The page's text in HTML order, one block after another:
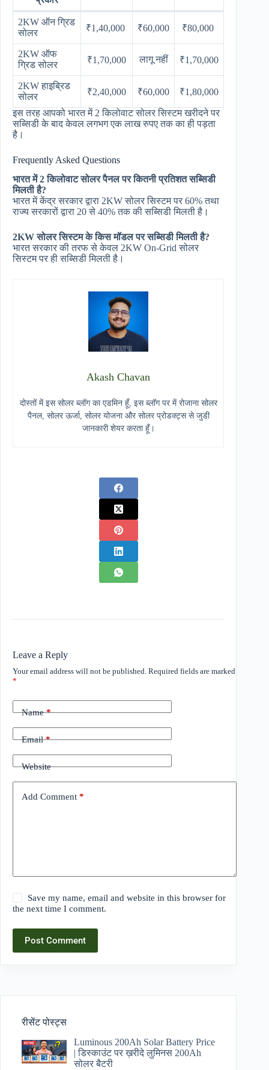
2KW ऑन ग्रिड
सोलर
₹1,40,000 ₹60,000 ₹80,000
2KW ऑफ
ग्रिड सोलर
₹1,70,000 लागू नहीं ₹1,70,000
2KW हाइब्रिड
सोलर
₹2,40,000 ₹60,000 ₹1,80,000
इस तरह आपको भारत में 2 किलोवाट सोलर सिस्टम खरीदने पर
सब्सिडी के बाद केवल लगभग एक लाख रुपए तक का ही पड़ता
है।
Frequently Asked Questions
भारत में 2 किलोवाट सोलर पैनल पर कितनी प्रतिशत सब्सिडी
मिलती है?
भारत में केंद्र सरकार द्वारा 2KW सोलर सिस्टम पर 60% तथा
राज्य सरकारों द्वारा 20 से 40% तक की सब्सिडी मिलती है।
2KW सोलर सिस्टम के किस मॉडल पर सब्सिडी मिलती है?
भारत सरकार की तरफ से केवल 2KW On-Grid सोलर
सिस्टम पर ही सब्सिडी मिलती है।
Akash Chavan
दोस्तों में इस सोलर ब्लॉग का एडमिन हूँ, इस ब्लॉग पर में रोजाना सोलर
पैनल, सोलर ऊर्जा, सोलर योजना और सोलर प्रोडक्ट्स से जुडी
जानकारी शेयर करता हूँ।
Leave a Reply
Your email address will not be published. Required fields are marked
*
Name*
Email*
Website
Add Comment *
Save my name, email and website in this browser for
the next time I comment.
Post Comment
रीसेंट पोस्ट्स
Luminous 200Ah Solar Battery Price​
| डिस्काउंट पर ख़रीदे लुमिनस 200Ah
सोलर बैटरी